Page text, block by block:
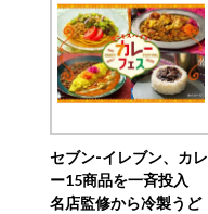
セブン‐イレブン、カレ
ー15商品を一斉投入
名店監修から冷製うど